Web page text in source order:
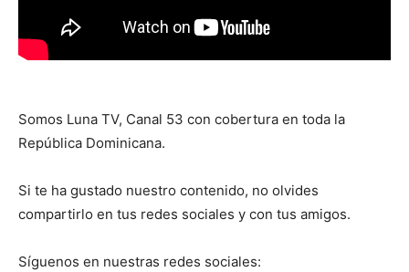
Somos Luna TV, Canal 53 con cobertura en toda la
República Dominicana.
Si te ha gustado nuestro contenido, no olvides
compartirlo en tus redes sociales y con tus amigos.
Síguenos en nuestras redes sociales: